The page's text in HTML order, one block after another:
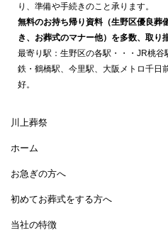
り、準備や手続きのこと承ります。
無料のお持ち帰り資料（生野区優良葬
き、お葬式のマナー他）を多数、取り
最寄り駅：生野区の各駅・・・JR桃
鉄・鶴橋駅、今里駅、大阪メトロ千日
好。
川上葬祭
ホーム
お急ぎの方へ
初めてお葬式をする方へ
当社の特徴